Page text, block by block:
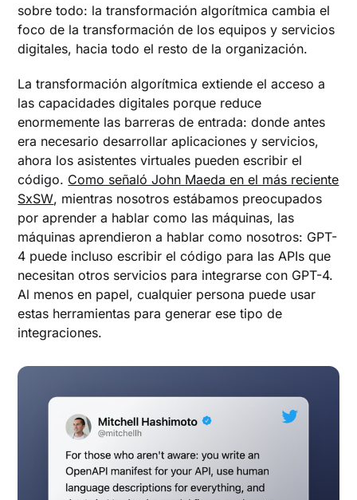
sobre todo: la transformación algorítmica cambia el
foco de la transformación de los equipos y servicios
digitales, hacia todo el resto de la organización.
La transformación algorítmica extiende el acceso a
las capacidades digitales porque reduce
enormemente las barreras de entrada: donde antes
era necesario desarrollar aplicaciones y servicios,
ahora los asistentes virtuales pueden escribir el
código. Como señaló John Maeda en el más reciente
SxSW, mientras nosotros estábamos preocupados
por aprender a hablar como las máquinas, las
máquinas aprendieron a hablar como nosotros: GPT-
4 puede incluso escribir el código para las APIs que
necesitan otros servicios para integrarse con GPT-4.
Al menos en papel, cualquier persona puede usar
estas herramientas para generar ese tipo de
integraciones.